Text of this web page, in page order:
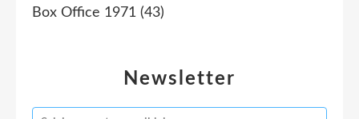
Newsletter
Box Office 1971 (43)